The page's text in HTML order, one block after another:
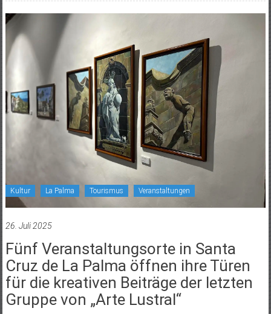
Kultur La Palma Tourismus Veranstaltungen
26. Juli 2025
Fünf Veranstaltungsorte in Santa
Cruz de La Palma öffnen ihre Türen
für die kreativen Beiträge der letzten
Gruppe von „Arte Lustral“